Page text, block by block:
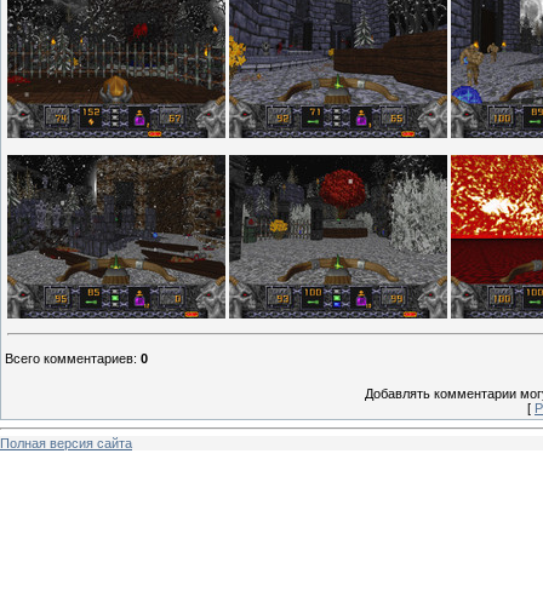
Всего комментариев: 0
Добавлять комментарии
[
Полная версия сайта